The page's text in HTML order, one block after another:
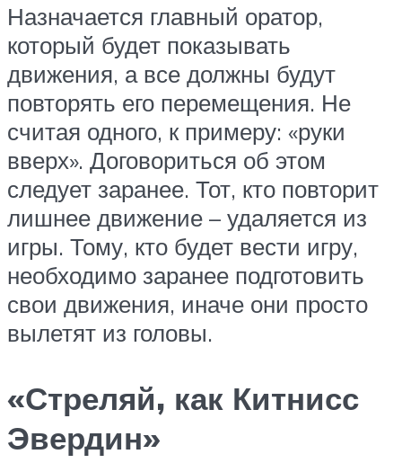
Назначается главный оратор,
который будет показывать
движения, а все должны будут
повторять его перемещения. Не
считая одного, к примеру: «руки
вверх». Договориться об этом
следует заранее. Тот, кто повторит
лишнее движение – удаляется из
игры. Тому, кто будет вести игру,
необходимо заранее подготовить
свои движения, иначе они просто
вылетят из головы.
«Стреляй, как Китнисс
Эвердин»